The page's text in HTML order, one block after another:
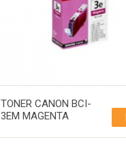
TONER CANON BCI-
3EM MAGENTA